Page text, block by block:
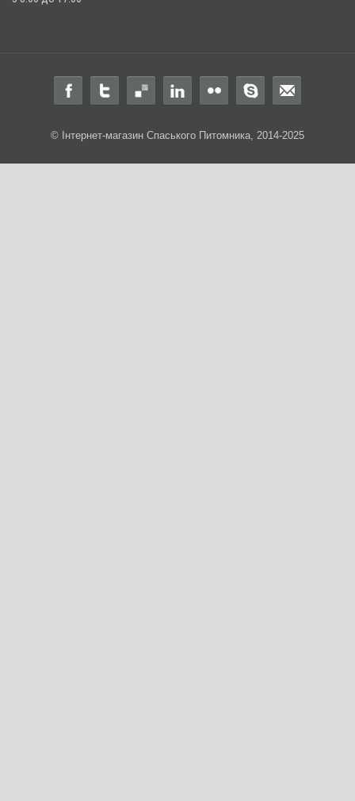
© Інтернет-магазин Спаського Питомника, 2014-2025